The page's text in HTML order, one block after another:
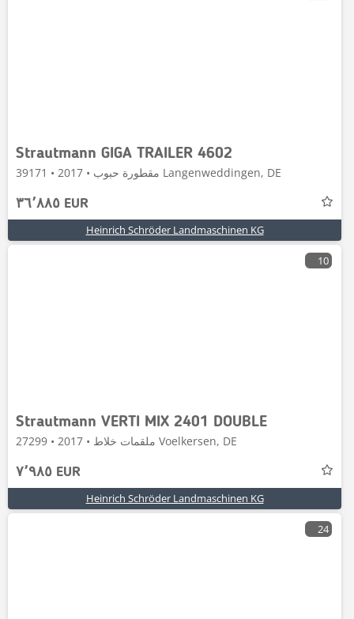
Strautmann GIGA TRAILER 4602
مقطورة حبوب • 2017 • 39171 Langenweddingen, DE
٣٦٬٨٨٥ EUR
Heinrich Schröder Landmaschinen KG
10
Strautmann VERTI MIX 2401 DOUBLE
ملقمات خلاط • 2017 • 27299 Voelkersen, DE
٧٬٩٨٥ EUR
Heinrich Schröder Landmaschinen KG
24